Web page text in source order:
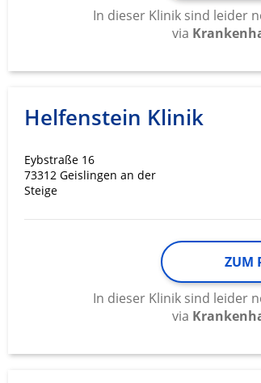
In dieser Klinik sind leider
via
Helfenstein Klinik
Eybstraße 16
73312 Geislingen an der
Steige
ZUM
In dieser Klinik sind leider
via
Messung der Performance von Inhalten
Entwicklung und Verbesserung der
IAB-Besonderheiten:
Verwendung genauer Standortdaten
Nicht-IAB-Verarbeitungszwecke: